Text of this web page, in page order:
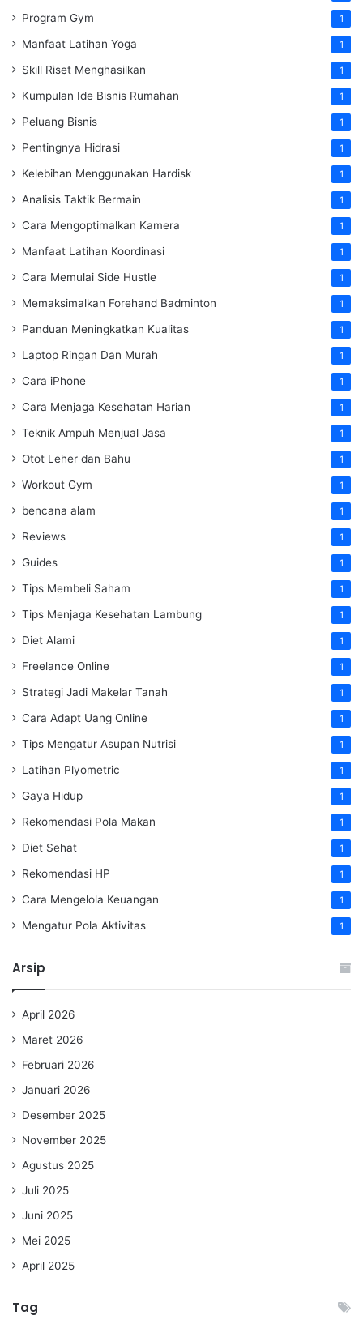
Program Gym 1
Manfaat Latihan Yoga 1
Skill Riset Menghasilkan 1
Kumpulan Ide Bisnis Rumahan 1
Peluang Bisnis 1
Pentingnya Hidrasi 1
Kelebihan Menggunakan Hardisk 1
Analisis Taktik Bermain 1
Cara Mengoptimalkan Kamera 1
Manfaat Latihan Koordinasi 1
Cara Memulai Side Hustle 1
Memaksimalkan Forehand Badminton 1
Panduan Meningkatkan Kualitas 1
Laptop Ringan Dan Murah 1
Cara iPhone 1
Cara Menjaga Kesehatan Harian 1
Teknik Ampuh Menjual Jasa 1
Otot Leher dan Bahu 1
Workout Gym 1
bencana alam 1
Reviews 1
Guides 1
Tips Membeli Saham 1
Tips Menjaga Kesehatan Lambung 1
Diet Alami 1
Freelance Online 1
Strategi Jadi Makelar Tanah 1
Cara Adapt Uang Online 1
Tips Mengatur Asupan Nutrisi 1
Latihan Plyometric 1
Gaya Hidup 1
Rekomendasi Pola Makan 1
Diet Sehat 1
Rekomendasi HP 1
Cara Mengelola Keuangan 1
Mengatur Pola Aktivitas 1
Arsip
April 2026
Maret 2026
Februari 2026
Januari 2026
Desember 2025
November 2025
Agustus 2025
Juli 2025
Juni 2025
Mei 2025
April 2025
Tag